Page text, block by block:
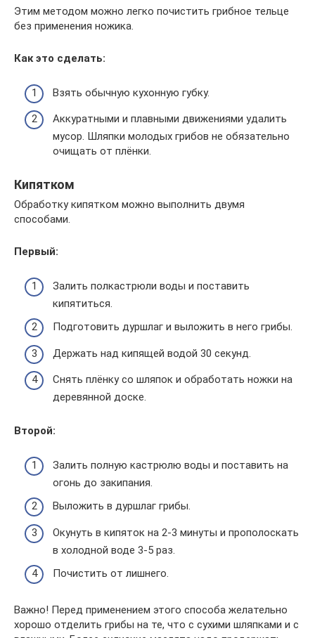
Этим методом можно легко почистить грибное тельце
без применения ножика.
Как это сделать:
Взять обычную кухонную губку.
Аккуратными и плавными движениями удалить
мусор. Шляпки молодых грибов не обязательно
очищать от плёнки.
Кипятком
Обработку кипятком можно выполнить двумя
способами.
Первый:
Залить полкастрюли воды и поставить
кипятиться.
Подготовить дуршлаг и выложить в него грибы.
Держать над кипящей водой 30 секунд.
Снять плёнку со шляпок и обработать ножки на
деревянной доске.
Второй:
Залить полную кастрюлю воды и поставить на
огонь до закипания.
Выложить в дуршлаг грибы.
Окунуть в кипяток на 2-3 минуты и прополоскать
в холодной воде 3-5 раз.
Почистить от лишнего.
Важно! Перед применением этого способа желательно
хорошо отделить грибы на те, что с сухими шляпками и с